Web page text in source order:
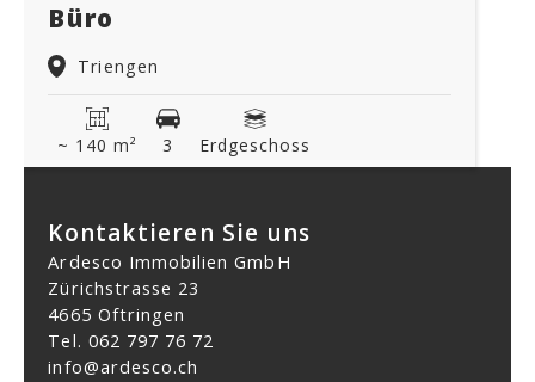
Büro
Triengen
~ 140 m² 3 Erdgeschoss
Kontaktieren Sie uns
Ardesco Immobilien GmbH
Zürichstrasse 23
4665 Oftringen
Tel. 062 797 76 72
info@ardesco.ch